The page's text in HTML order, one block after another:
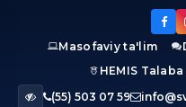
Masofaviy ta'lim
HEMIS Talaba
(55) 503 07 59